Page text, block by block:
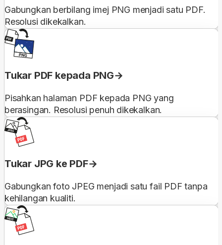
Gabungkan berbilang imej PNG menjadi satu PDF.
Resolusi dikekalkan.
Tukar PDF kepada PNG
Pisahkan halaman PDF kepada PNG yang
berasingan. Resolusi penuh dikekalkan.
Tukar JPG ke PDF
Gabungkan foto JPEG menjadi satu fail PDF tanpa
kehilangan kualiti.